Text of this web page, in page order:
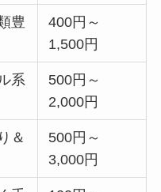
豊
400円～
1,500円
系
500円～
2,000円
＆
500円～
3,000円